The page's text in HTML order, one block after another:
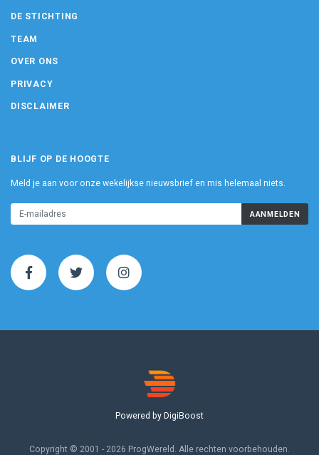
DE STICHTING
TEAM
OVER ONS
PRIVACY
DISCLAIMER
BLIJF OP DE HOOGTE
Meld je aan voor onze wekelijkse nieuwsbrief en mis helemaal niets.
AANMELDEN
Powered by DigiBoost
Copyright © 2001 - 2026 ProgWereld. Alle rechten voorbehouden.